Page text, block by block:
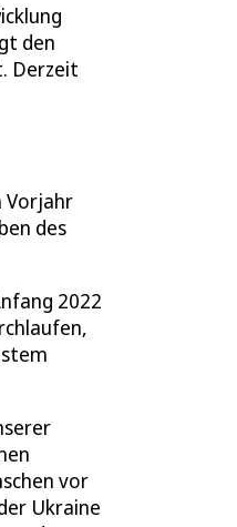
den
Derzeit
Vorjahr
des
2022
vor
Ukraine